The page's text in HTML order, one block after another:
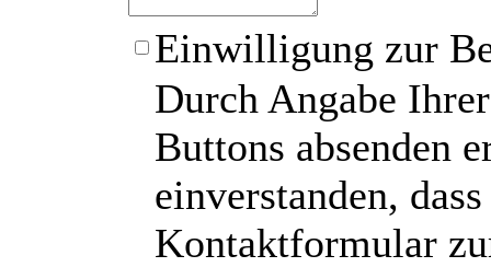
Einwilligung zur
Durch Angabe
Buttons absenden
einverstanden,
Kontaktformular